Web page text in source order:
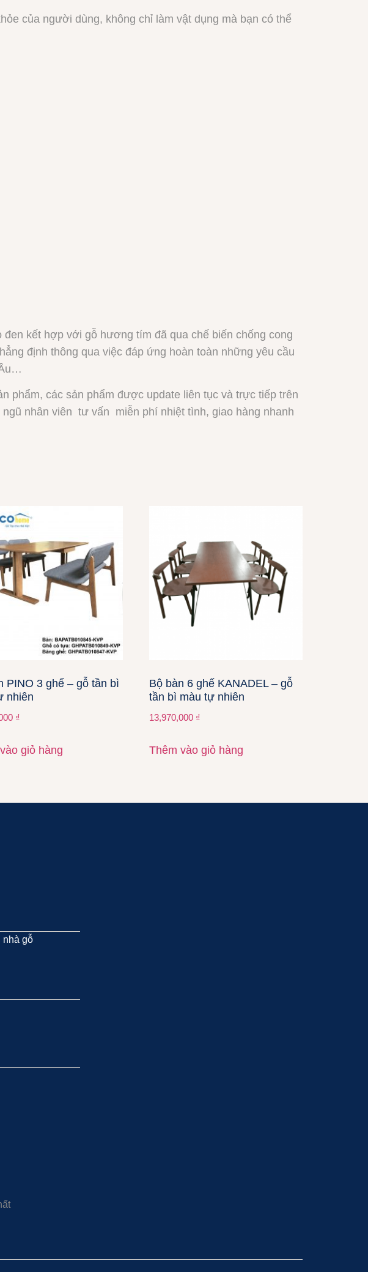
của người dùng, không chỉ làm vật dụng mà bạn có thể
kết hợp với gỗ hương tím đã qua chế biến chống cong
định thông qua việc đáp ứng hoàn toàn những yêu cầu
phẩm, các sản phẩm được update liên tục và trực tiếp trên
nhân viên tư vấn miễn phí nhiệt tình, giao hàng nhanh
PINO 3 ghế – gỗ tần bì
nhiên
₫
giỏ hàng
Bộ bàn 6 ghế KANADEL – gỗ
tần bì màu tự nhiên
13,970,000 ₫
Thêm vào giỏ hàng
nhà gỗ